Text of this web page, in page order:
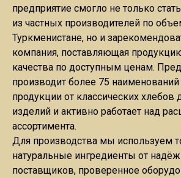
предприятие смогло не только
из частных производителей по
Туркменистане, но и
компания, поставляющая
качества по доступным ценам.
производит более 75
продукции от классических хлебов
изделий и активно работает над
ассортимента.
Для производства мы используем
натуральные ингредиенты от
поставщиков, проверенное